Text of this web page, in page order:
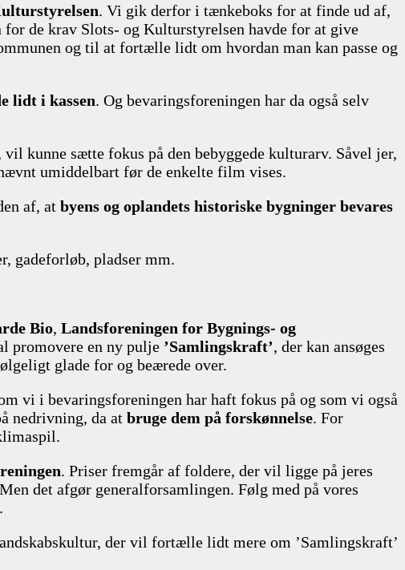
. Vi gik derfor i tænkeboks for at finde ud af,
de krav Slots- og Kulturstyrelsen havde for at give
og til at fortælle lidt om hvordan man kan passe og
lidt i kassen. Og bevaringsforeningen har da også selv
kunne sætte fokus på den bebyggede kulturarv. Såvel jer,
umiddelbart før de enkelte film vises.
af, at byens og oplandets historiske bygninger bevares
gadeforløb, pladser mm.
Bio, Landsforeningen for Bygnings- og
promovere en ny pulje ’Samlingskraft’, der kan ansøges
glade for og beærede over.
vi i bevaringsforeningen har haft fokus på og som vi også
nedrivning, da at bruge dem på forskønnelse. For
. Priser fremgår af foldere, der vil ligge på jeres
det afgør generalforsamlingen. Følg med på vores
der vil fortælle lidt mere om ’Samlingskraft’